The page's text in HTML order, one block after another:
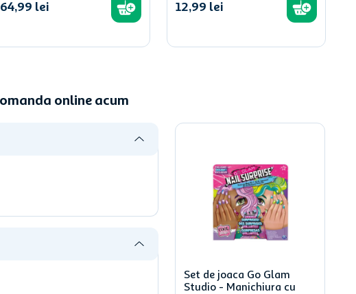
64,99 lei 12,99 lei
online acum
Set de joaca Go Glam
Studio - Manichiura cu